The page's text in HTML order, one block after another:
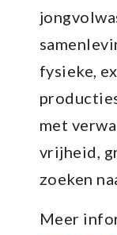
fysieke,
met
vrijheid,
zoeken
Meer